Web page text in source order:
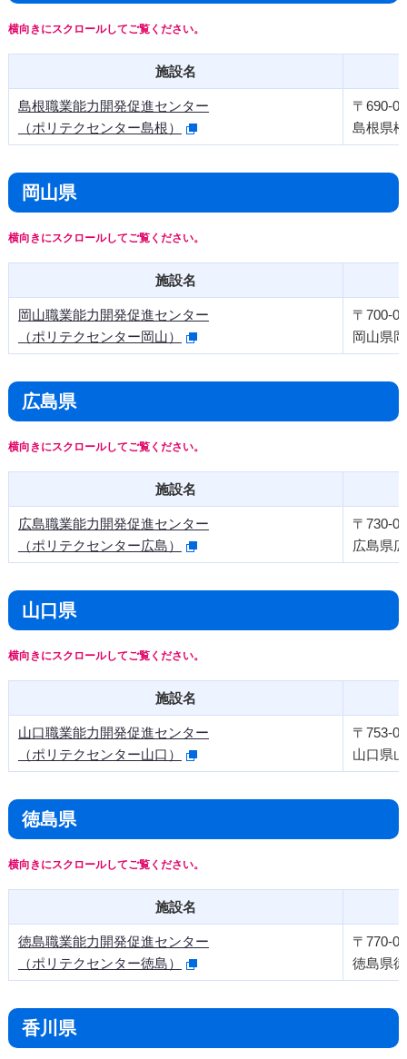
施設名
島根職業能力開発促進センター
（ポリテクセンター島根）
〒690-
島根県
岡山県
施設名
岡山職業能力開発促進センター
（ポリテクセンター岡山）
〒700-
岡山県
広島県
施設名
広島職業能力開発促進センター
（ポリテクセンター広島）
〒730-
広島県
山口県
施設名
山口職業能力開発促進センター
（ポリテクセンター山口）
〒753-
山口県
徳島県
施設名
徳島職業能力開発促進センター
（ポリテクセンター徳島）
〒770-
徳島県
香川県